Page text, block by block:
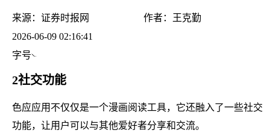
来源： 证券时报网 作者：
王克勤
2026-06-09 02:16:41
字号
2社交功能
色应应用不仅仅是一个漫画阅读工具，它还融入了一些社交
功能，让用户可以与其他爱好者分享和交流。